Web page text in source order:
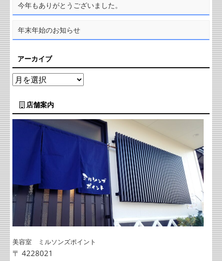
今年もありがとうございました。
年末年始のお知らせ
アーカイブ
店舗案内
美容室 ミルソンズポイント
〒 4228021